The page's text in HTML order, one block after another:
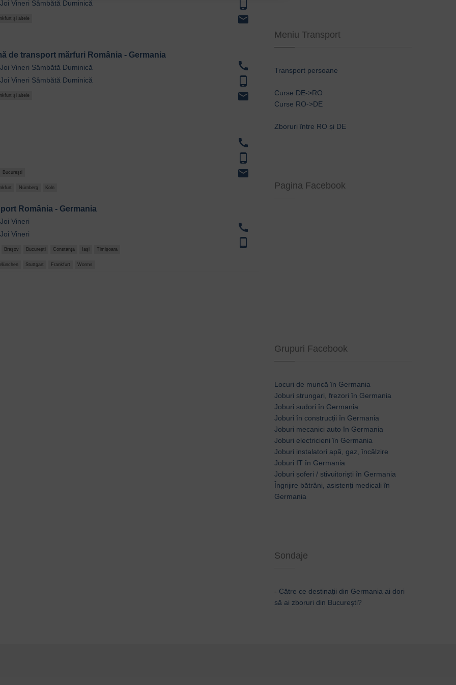
Joi Vineri Sâmbătă Duminică
și altele
phone_android
email
de transport mărfuri România - Germania
Joi Vineri Sâmbătă Duminică
Joi Vineri Sâmbătă Duminică
și altele
call
phone_android
email
București
Nürnberg Koln
call
phone_android
email
România - Germania
Joi Vineri
Joi Vineri
Brașov București Constanța Iași Timișoara
München Stuttgart Frankfurt Worms
call
phone_android
Meniu Transport
Transport persoane
Curse DE->RO
Curse RO->DE
Zboruri între RO și DE
Pagina Facebook
Grupuri Facebook
Locuri de muncă în Germania
Joburi strungari, frezori în Germania
Joburi sudori în Germania
Joburi în construcții în Germania
Joburi mecanici auto în Germania
Joburi electricieni în Germania
Joburi instalatori apă, gaz, încălzire
Joburi IT în Germania
Joburi șoferi / stivuitoriști în Germania
Îngrijire bătrâni, asistenți medicali în
Germania
Sondaje
- Către ce destinații din Germania ai dori
să ai zboruri din București?